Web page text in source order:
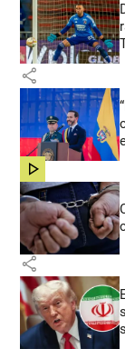
share
share
share